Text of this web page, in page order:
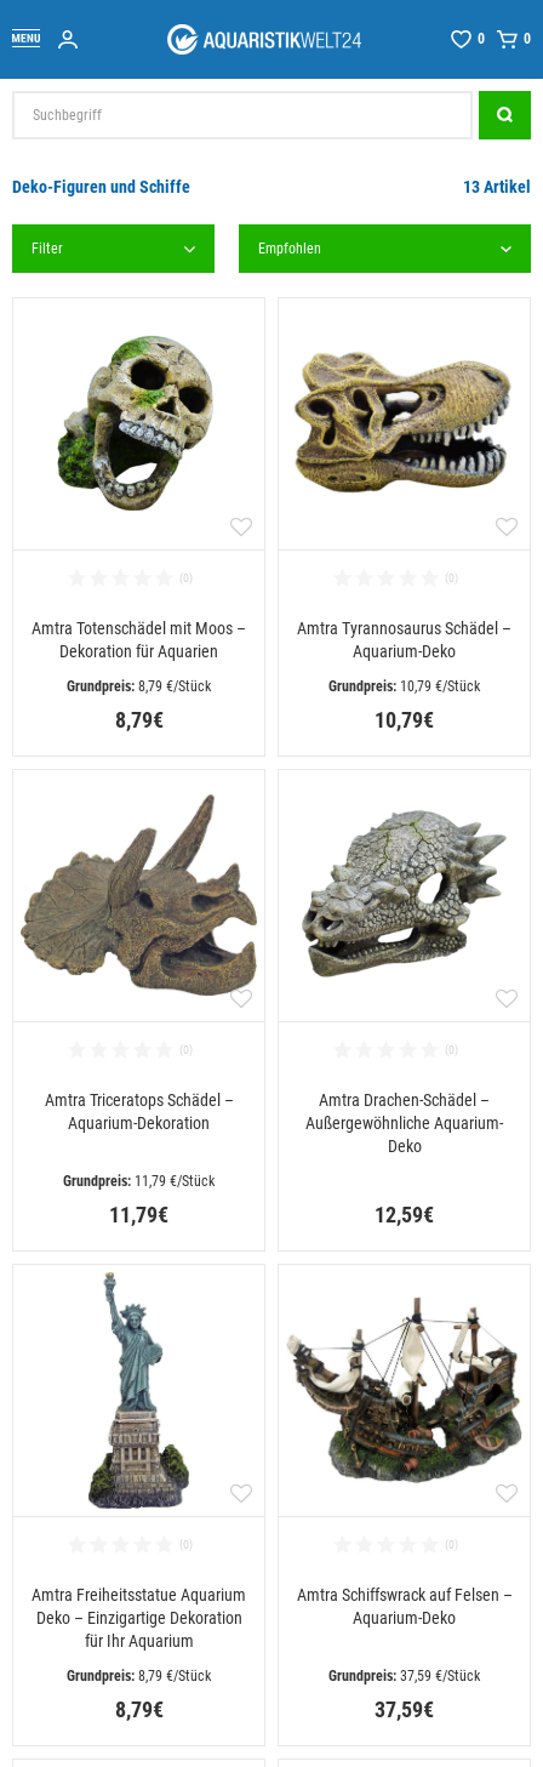
0 0
Deko-Figuren und Schiffe 13 Artikel
Filter
Amtra Totenschädel mit Moos –
Dekoration für Aquarien
8,79 €/Stück
8,79€
Amtra Tyrannosaurus Schädel –
Aquarium-Deko
10,79 €/Stück
10,79€
Amtra Triceratops Schädel –
Aquarium-Dekoration
11,79 €/Stück
11,79€
Amtra Drachen-Schädel –
Außergewöhnliche Aquarium-
Deko
12,59€
Amtra Freiheitsstatue Aquarium
Deko – Einzigartige Dekoration
für Ihr Aquarium
8,79 €/Stück
8,79€
Amtra Schiffswrack auf Felsen –
Aquarium-Deko
37,59 €/Stück
37,59€